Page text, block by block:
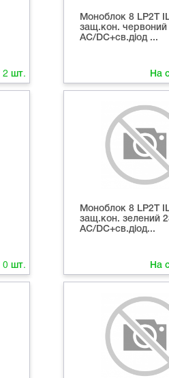
2 шт.
Моноблок 8 LP2T
защ.кон. червоний
AC/DC+св.діод ...
На
0 шт.
Моноблок 8 LP2T
защ.кон. зелений
AC/DC+св.діод...
На